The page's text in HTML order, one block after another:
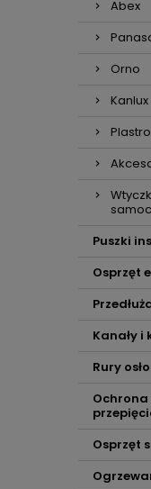
Abex
Orno
Kanlux
Puszki
Osprzęt
Kanały
Rury
Osprzęt